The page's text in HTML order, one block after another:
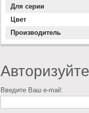
Для серии
Цвет
Производитель
Введите Ваш e-mail: